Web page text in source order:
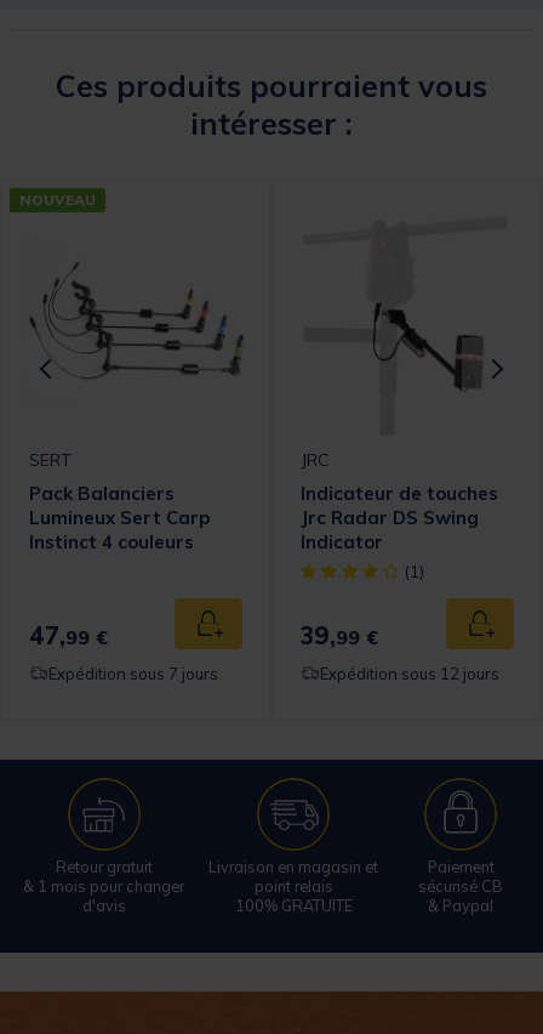
Ces produits pourraient vous
intéresser :
panier
NOUVEAU
SERT
Pack Balanciers
Lumineux Sert Carp
Instinct 4 couleurs
47,99 € Ajouter au panier
Expédition sous 7 jours
JRC
Indicateur de touches
Jrc Radar DS Swing
Indicator
[object Object] out of 5
(1)
39,99 €
Expédition sous 12 jours
Retour gratuit
& 1 mois pour changer
d'avis
Livraison en magasin et
point relais
100% GRATUITE
Paiement
sécurisé CB
& Paypal